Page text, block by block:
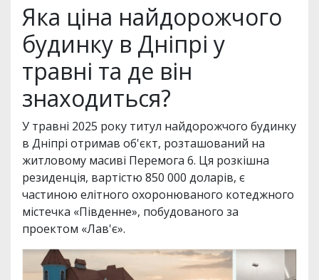
Яка ціна найдорожчого
будинку в Дніпрі у
травні та де він
знаходиться?
У травні 2025 року титул найдорожчого будинку
в Дніпрі отримав об'єкт, розташований на
житловому масиві Перемога 6. Ця розкішна
резиденція, вартістю 850 000 доларів, є
частиною елітного охоронюваного котеджного
містечка «Південне», побудованого за
проектом «Лав'є».